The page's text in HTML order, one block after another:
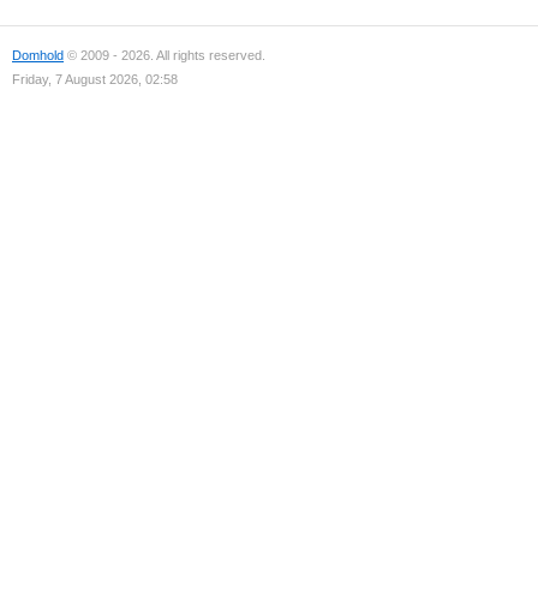
Domhold © 2009 - 2026. All rights reserved.
Friday, 7 August 2026, 02:58